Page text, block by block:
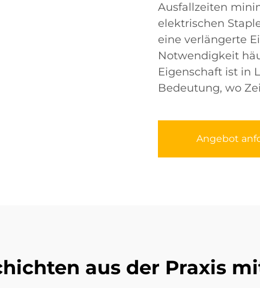
Ausfallzeiten
elektrischen
eine verlängerte
Notwendigkeit
Eigenschaft ist in
Bedeutung, wo
Angebot
aus der Praxis